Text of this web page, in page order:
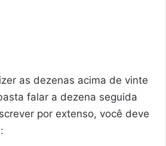
as dezenas acima de vinte
falar a dezena seguida
por extenso, você deve